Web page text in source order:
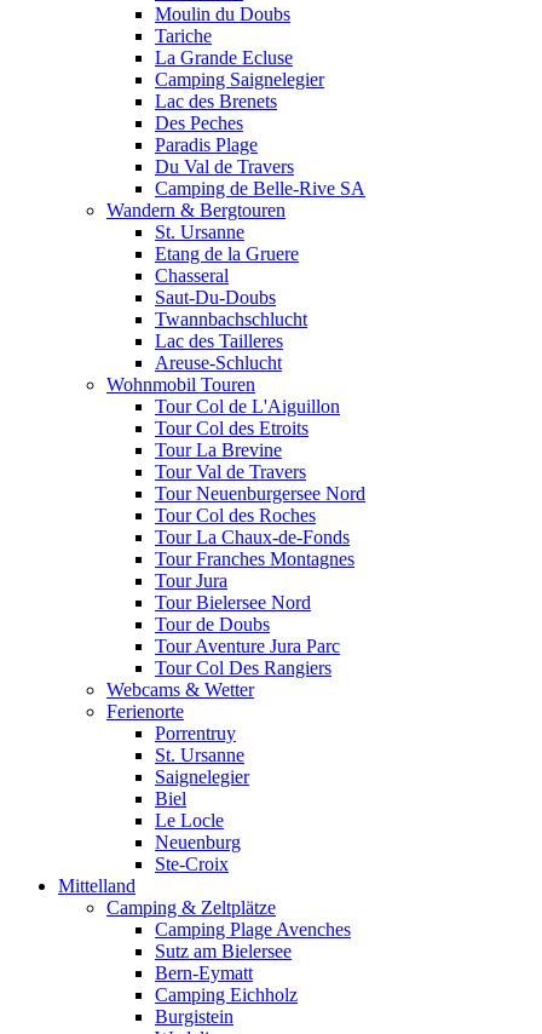
Moulin du Doubs
Tariche
La Grande Ecluse
Camping Saignelegier
Lac des Brenets
Des Peches
Paradis Plage
Du Val de Travers
Camping de Belle-Rive SA
Wandern & Bergtouren
St. Ursanne
Etang de la Gruere
Chasseral
Saut-Du-Doubs
Twannbachschlucht
Lac des Tailleres
Areuse-Schlucht
Wohnmobil Touren
Tour Col de L'Aiguillon
Tour Col des Etroits
Tour La Brevine
Tour Val de Travers
Tour Neuenburgersee Nord
Tour Col des Roches
Tour La Chaux-de-Fonds
Tour Franches Montagnes
Tour Jura
Tour Bielersee Nord
Tour de Doubs
Tour Aventure Jura Parc
Tour Col Des Rangiers
Webcams & Wetter
Ferienorte
Porrentruy
St. Ursanne
Saignelegier
Biel
Le Locle
Neuenburg
Ste-Croix
Mittelland
Camping & Zeltplätze
Camping Plage Avenches
Sutz am Bielersee
Bern-Eymatt
Camping Eichholz
Burgistein